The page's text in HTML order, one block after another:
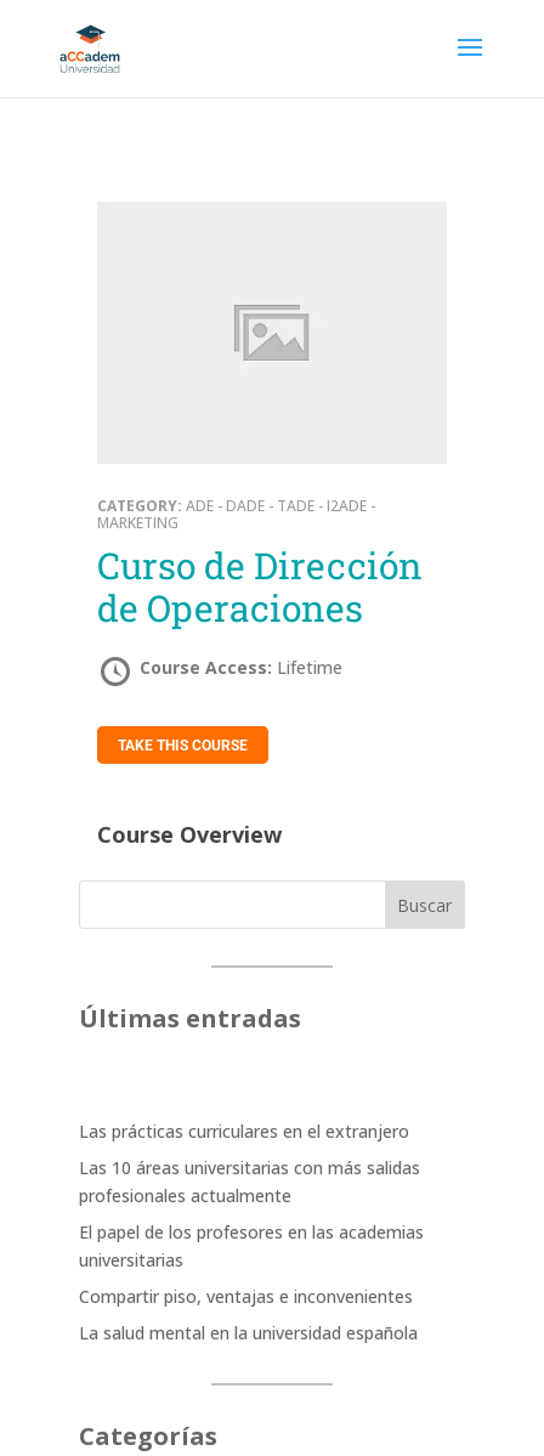
CATEGORY: ADE - DADE - TADE - I2ADE -
MARKETING
Curso de Dirección
de Operaciones
Course Access: Lifetime
TAKE THIS COURSE
Course Overview
Buscar
Últimas entradas
Las prácticas curriculares en el extranjero
Las 10 áreas universitarias con más salidas
profesionales actualmente
El papel de los profesores en las academias
universitarias
Compartir piso, ventajas e inconvenientes
La salud mental en la universidad española
Categorías